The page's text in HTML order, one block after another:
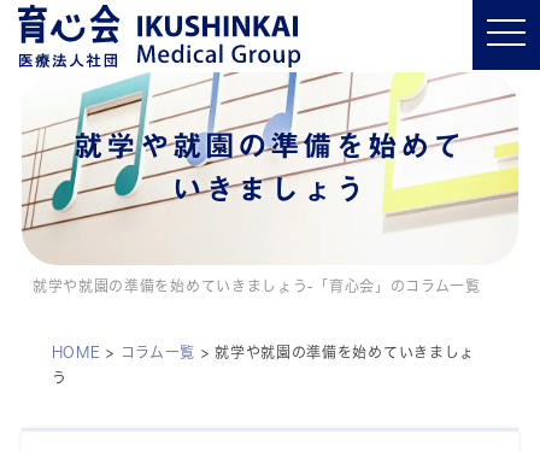
t
o
l
n
a
v
i
就学や就園の準備を始めて
いきましょう
就学や就園の準備を始めていきましょう-「育心会」のコラム一覧
HOME > コラム一覧 >就学や就園の準備を始めていきましょ
う